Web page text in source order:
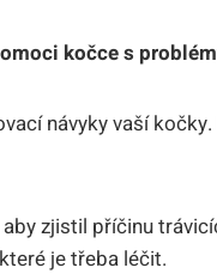
kočce s
návyky vaší
zjistil příčinu
je třeba léčit.